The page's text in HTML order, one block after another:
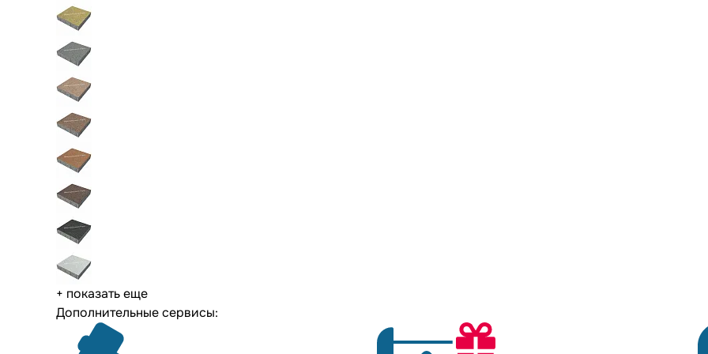
+ показать еще
Дополнительные сервисы: